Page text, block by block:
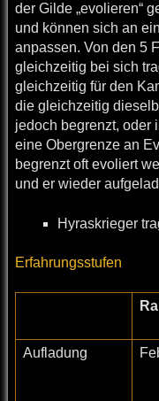
der Gilde „evolieren“
und können sich an
anpassen. Von den 5
gleichzeitig bei sich
gleichzeitig für den
die gleichzeitig
jedoch begrenzt, oder
eine Obergrenze an
begrenzt oft evoliert
und er wieder
Hyraskrieger
Erfahrungsstufen
Aufladung